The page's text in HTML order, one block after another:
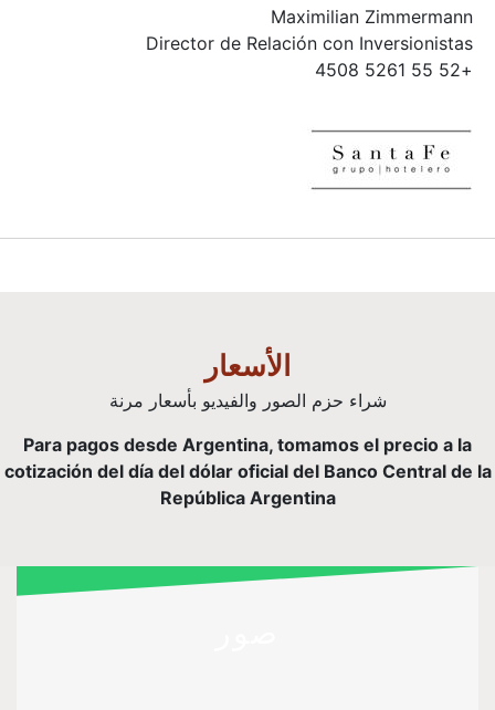
Maximilian Zimmermann
Director de Relación con Inversionistas
+52 55 5261 4508
الأسعار
شراء حزم الصور والفيديو بأسعار مرنة
Para pagos desde Argentina, tomamos el precio a la
cotización del día del dólar oficial del Banco Central de la
República Argentina